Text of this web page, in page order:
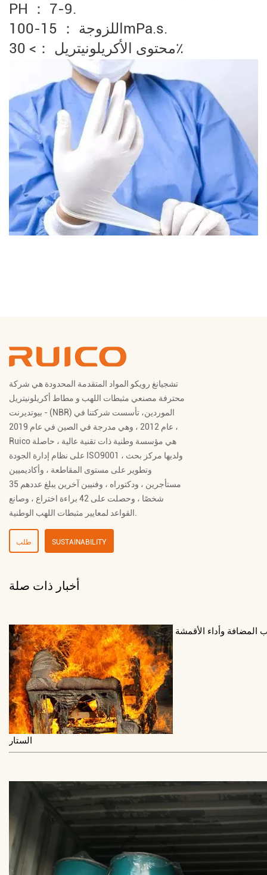
PH ： 7-9.
اللزوجة ： 15-100mPa.s.
محتوى الأكريلونيتريل ：> 30٪
تشجيانغ رويكو المواد المتقدمة المحدودة هي شركة
محترفة مصنعي مثبطات اللهب و مطاط أكريلونيتريل
- بيوتديرنت (NBR) الموردين، تأسست شركتنا في
عام 2012 ، وهي مدرجة في الصين في عام 2019 ،
Ruico هي مؤسسة وطنية ذات تقنية عالية ، حاصلة
على نظام إدارة الجودة ISO9001 ، ولديها مركز بحث
وتطوير على مستوى المقاطعة ، وأكاديميين
مستأجرين ، ودكتوراه ، وفنيين آخرين يبلغ عددهم 35
شخصًا ، وحصلت على 42 براءة اختراع ، وصانع
طلب SUSTAINABILITY
أخبار ذات صلة
المضافة وأداء الأقمشة
الستار